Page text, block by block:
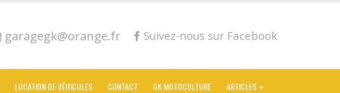
garagegk@orange.fr Suivez-nous sur Facebook
LOCATION DE VÉHICULES CONTACT GK MOTOCULTURE ARTICLES